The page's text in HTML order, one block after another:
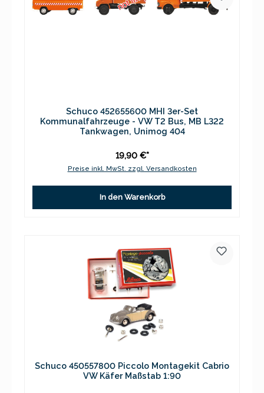
Schuco 452655600 MHI 3er-Set
Kommunalfahrzeuge - VW T2 Bus, MB L322
Tankwagen, Unimog 404
19,90 €*
Preise inkl. MwSt. zzgl. Versandkosten
In den Warenkorb
Schuco 450557800 Piccolo Montagekit Cabrio
VW Käfer Maßstab 1:90